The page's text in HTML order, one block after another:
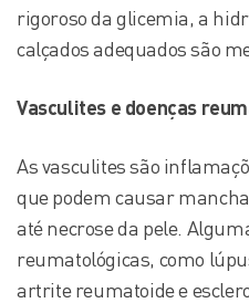
rigoroso da glicemia, a
calçados adequados são
Vasculites e doenças
As vasculites são
que podem causar
até necrose da pele.
reumatológicas, como
artrite reumatoide e